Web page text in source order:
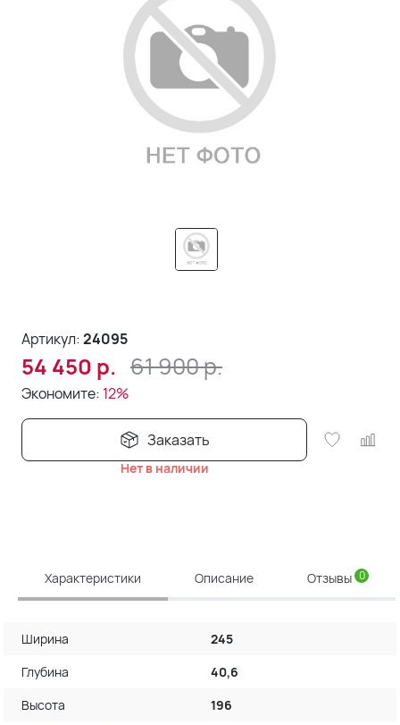
Артикул:24095
54 450 р. 61 900р.
Экономите: 12%
Заказать
Нет в наличии
Характеристики Описание Отзывы 0
Ширина
245
Глубина
40,6
Высота
196